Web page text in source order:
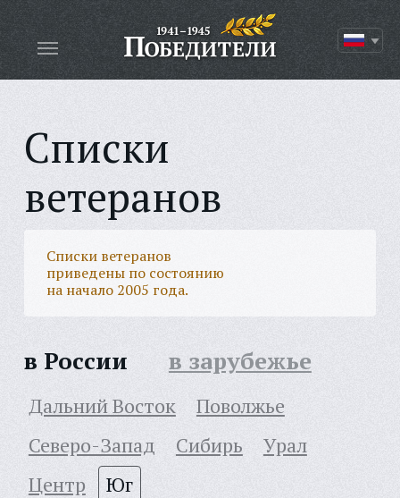
Списки
ветеранов
Списки ветеранов
приведены по состоянию
на начало 2005 года.
в России в зарубежье
Дальний Восток
Поволжье
Северо-Запад
Сибирь
Урал
Центр
Юг